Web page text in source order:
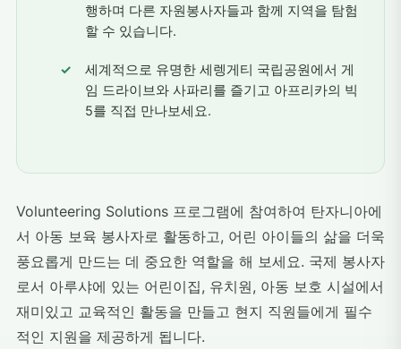
행하며 다른 자원봉사자들과 함께 지역을 탐험
할 수 있습니다.
세계적으로 유명한 세렝게티 국립공원에서 게
임 드라이브와 사파리를 즐기고 아프리카의 빅
5를 직접 만나보세요.
Volunteering Solutions 프로그램에 참여하여 탄자니아에
서 아동 보육 봉사자로 활동하고, 어린 아이들의 삶을 더욱
풍요롭게 만드는 데 중요한 역할을 해 보세요. 국제 봉사자
로서 아루샤에 있는 어린이집, 유치원, 아동 보호 시설에서
재미있고 교육적인 활동을 만들고 현지 직원들에게 필수
적인 지원을 제공하게 됩니다.